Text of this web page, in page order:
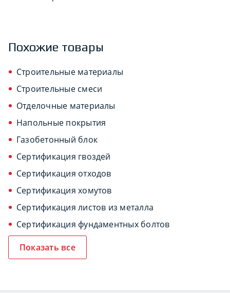
Похожие товары
Строительные материалы
Строительные смеси
Отделочные материалы
Напольные покрытия
Газобетонный блок
Сертификация гвоздей
Сертификация отходов
Сертификация хомутов
Сертификация листов из металла
Сертификация фундаментных болтов
Показать все